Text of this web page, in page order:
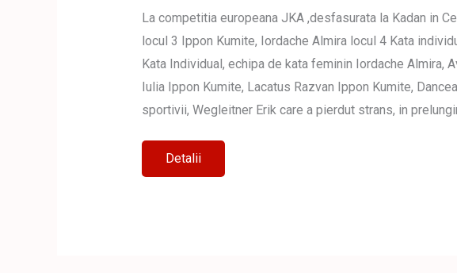
La competitia europeana JKA ,desfasurata la Kadan in
locul 3 Ippon Kumite, Iordache Almira locul 4 Kata
Kata Individual, echipa de kata feminin Iordache Almira,
Iulia Ippon Kumite, Lacatus Razvan Ippon Kumite,
sportivii, Wegleitner Erik care a pierdut strans, in
2019
Detalii